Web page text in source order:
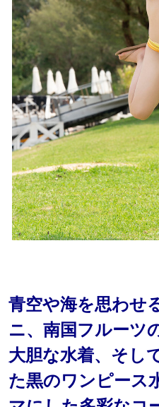
青空や海を思わせ
ニ、南国フルーツ
大胆な水着、そし
た黒のワンピース